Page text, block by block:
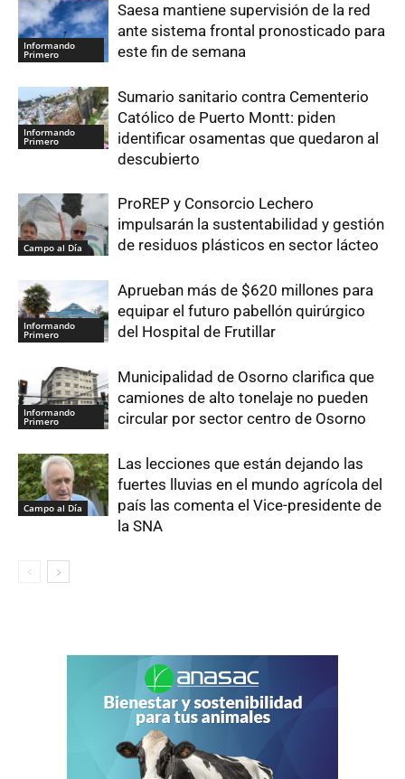
Informando
Primero
Saesa mantiene supervisión de la red
ante sistema frontal pronosticado para
este fin de semana
Informando
Primero
Sumario sanitario contra Cementerio
Católico de Puerto Montt: piden
identificar osamentas que quedaron al
descubierto
Campo al Día
ProREP y Consorcio Lechero
impulsarán la sustentabilidad y gestión
de residuos plásticos en sector lácteo
Informando
Primero
Aprueban más de $620 millones para
equipar el futuro pabellón quirúrgico
del Hospital de Frutillar
Informando
Primero
Municipalidad de Osorno clarifica que
camiones de alto tonelaje no pueden
circular por sector centro de Osorno
Campo al Día
Las lecciones que están dejando las
fuertes lluvias en el mundo agrícola del
país las comenta el Vice-presidente de
la SNA